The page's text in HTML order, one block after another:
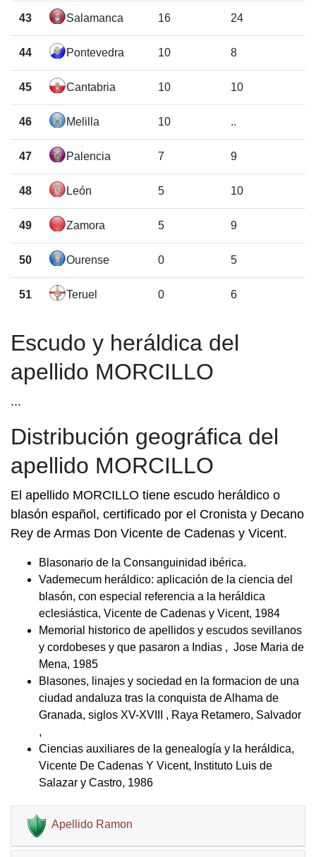
43 Salamanca 16 24
44 Pontevedra 10 8
45 Cantabria 10 10
46 Melilla 10 ..
47 Palencia 7 9
48 León 5 10
49 Zamora 5 9
50 Ourense 0 5
51 Teruel 0 6
Escudo y heráldica del
apellido MORCILLO
...
Distribución geográfica del
apellido MORCILLO
El apellido MORCILLO tiene escudo heráldico o
blasón español, certificado por el Cronista y Decano
Rey de Armas Don Vicente de Cadenas y Vicent.
Blasonario de la Consanguinidad ibérica.
Vademecum heráldico: aplicación de la ciencia del
blasón, con especial referencia a la heráldica
eclesiástica, Vicente de Cadenas y Vicent, 1984
Memorial historico de apellidos y escudos sevillanos
y cordobeses y que pasaron a Indias , Jose Maria de
Mena, 1985
Blasones, linajes y sociedad en la formacion de una
ciudad andaluza tras la conquista de Alhama de
Granada, siglos XV-XVIII , Raya Retamero, Salvador
,
Ciencias auxiliares de la genealogía y la heráldica,
Vicente De Cadenas Y Vicent, Instituto Luis de
Salazar y Castro, 1986
Apellido Ramon